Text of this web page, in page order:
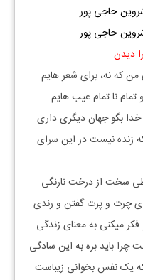
حاجی پور
حاجی پور
دیدن
که نه، برای شعر هایم
تمام نا تمام عیب هایم
بگو جهان دیگری داری
زنده نیست در این سرای
سخت از درخت نارنگی
ی چرت و پرت گفتن و رندی
میکنی به معنای زندگی
باید بره به این سادگی
یک نفس بخوانی زیباست